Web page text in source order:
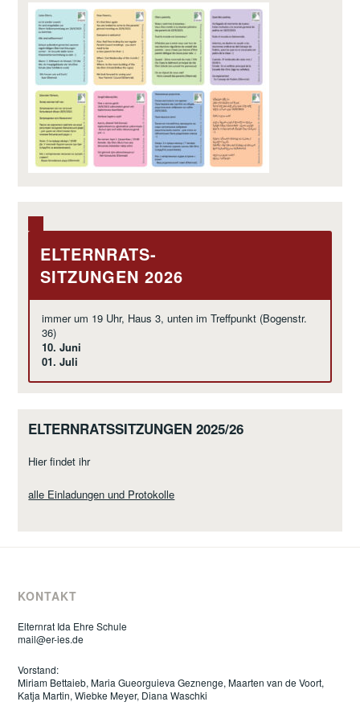
ELTERNRATS-
SITZUNGEN 2026
immer um 19 Uhr, Haus 3, unten im Treffpunkt (Bogenstr.
36)
10. Juni
01. Juli
ELTERNRATSSITZUNGEN 2025/26
Hier findet ihr
alle Einladungen und Protokolle
KONTAKT
Elternrat Ida Ehre Schule
mail@er-ies.de
Vorstand:
Miriam Bettaieb, Maria Gueorguieva Geznenge, Maarten van de Voort,
Katja Martin, Wiebke Meyer, Diana Waschki